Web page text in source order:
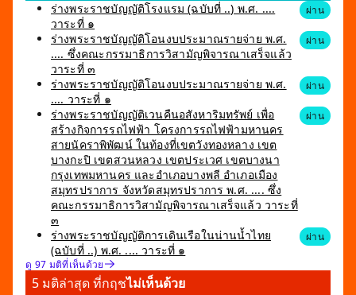
ร่างพระราชบัญญัติโรงแรม (ฉบับที่ ..) พ.ศ. ....
วาระที่ ๑
ผ่าน
ร่างพระราชบัญญัติโอนงบประมาณรายจ่าย พ.ศ.
.... ซึ่งคณะกรรมาธิการวิสามัญพิจารณาเสร็จแล้ว
วาระที่ ๓
ผ่าน
ร่างพระราชบัญญัติโอนงบประมาณรายจ่าย พ.ศ.
.... วาระที่ ๑
ผ่าน
ร่างพระราชบัญญัติเวนคืนอสังหาริมทรัพย์ เพื่อ
สร้างกิจการรถไฟฟ้า โครงการรถไฟฟ้ามหานคร
สายนัคราพิพัฒน์ ในท้องที่เขตวังทองหลาง เขต
บางกะปิ เขตสวนหลวง เขตประเวศ เขตบางนา
กรุงเทพมหานคร และอำเภอบางพลี อำเภอเมือง
สมุทรปราการ จังหวัดสมุทรปราการ พ.ศ. .... ซึ่ง
คณะกรรมาธิการวิสามัญพิจารณาเสร็จแล้ว วาระที่
๓
ผ่าน
ร่างพระราชบัญญัติการเดินเรือในน่านน้ำไทย
(ฉบับที่ ..) พ.ศ. .... วาระที่ ๑
ผ่าน
ดู 97 มติที่เห็นด้วย
5 มติล่าสุด ที่กฤชไม่เห็นด้วย